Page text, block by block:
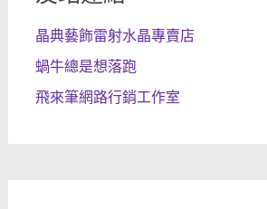
晶典藝飾雷射水晶專賣店
蝸牛總是想落跑
飛來筆網路行銷工作室